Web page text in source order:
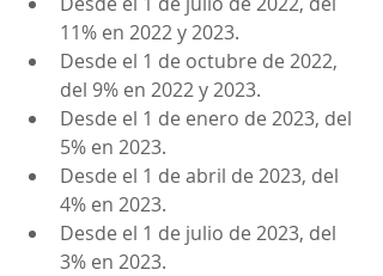
11% en 2022 y 2023.
Desde el 1 de octubre de 2022,
del 9% en 2022 y 2023.
Desde el 1 de enero de 2023, del
5% en 2023.
Desde el 1 de abril de 2023, del
4% en 2023.
Desde el 1 de julio de 2023, del
3% en 2023.